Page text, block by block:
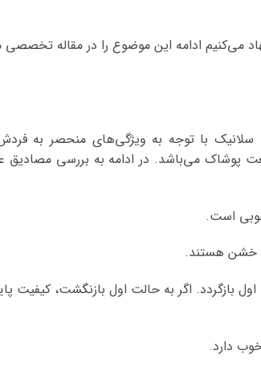
می‌کنیم ادامه این موضوع را در مقاله تخصصی
با توجه به ویژگی‌های منحصر به
پوشاک می‌باشد. در ادامه به بررسی مصادیق
خشن هستند.
بازگردد. اگر به حالت اول بازنگشت، کیفیت
دارد.